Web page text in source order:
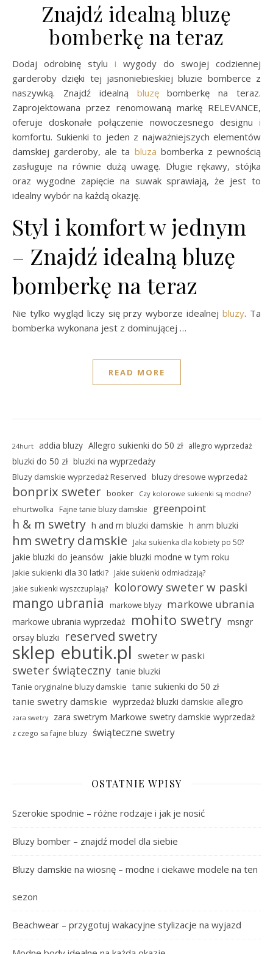
Znajdź idealną bluzę
bomberkę na teraz
Dodaj odrobinę stylu i wygody do swojej codziennej
garderoby dzięki tej jasnoniebieskiej bluzie bomberce z
naszywką. Znajdź idealną bluzębomberkę na teraz.
Zaprojektowana przez renomowaną markę RELEVANCE,
oferuje doskonałe połączenie nowoczesnego designu i
komfortu. Sukienki to jeden z najważniejszych elementów
damskiej garderoby, ale ta bluza bomberka z pewnością
zasługuje na równie dużą uwagę. Długie rękawy, stójka
oraz wygodne zapięcie na suwak sprawiają, że jest to
idealny wybór na każdą okazję.
Styl i komfort w jednym
– Znajdź idealną bluzę
bomberkę na teraz
Nie tylko wygląd liczy się przy wyborze idealnejbluzy. Ta
bomberka wykonana jest z dominującej …
READ MORE
24hurt addia bluzy Allegro sukienki do 50 zł allegro wyprzedaż
bluzki do 50 zł bluzki na wyprzedaży
Bluzy damskie wyprzedaż Reserved bluzy dresowe wyprzedaż
bonprix sweter booker Czy kolorowe sukienki są modne?
ehurtwolka Fajne tanie bluzy damskie greenpoint
h & m swetry h and m bluzki damskie h anm bluzki
hm swetry damskie Jaka sukienka dla kobiety po 50?
jakie bluzki do jeansów jakie bluzki modne w tym roku
Jakie sukienki dla 30 latki?
Jakie sukienki odmładzają?
Jakie sukienki wyszczuplają?
kolorowy sweter w paski
mango ubrania markowe blyzy markowe ubrania
markowe ubrania wyprzedaż mohito swetry msngr
orsay bluzki
reserved swetry
sklep ebutik.pl sweter w paski
sweter świąteczny tanie bluzki
Tanie oryginalne bluzy damskie tanie sukienki do 50 zł
tanie swetry damskie wyprzedaż bluzki damskie allegro
zara swetry zara swetrym Markowe swetry damskie wyprzedaż
z czego sa fajne bluzy świąteczne swetry
OSTATNIE WPISY
Szerokie spodnie – różne rodzaje i jak je nosić
Bluzy bomber – znajdź model dla siebie
Bluzy damskie na wiosnę – modne i ciekawe modele na ten
sezon
Beachwear – przygotuj wakacyjne stylizacje na wyjazd